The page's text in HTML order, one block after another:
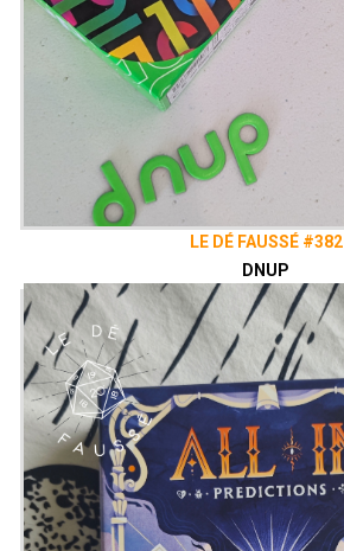
LE DÉ FAUSSÉ #382
DNUP